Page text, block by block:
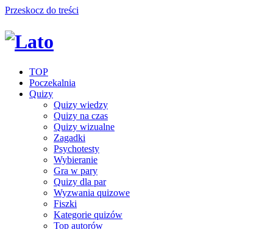
Przeskocz do treści
TOP
Poczekalnia
Quizy
Quizy wiedzy
Quizy na czas
Quizy wizualne
Zagadki
Psychotesty
Wybieranie
Gra w pary
Quizy dla par
Wyzwania quizowe
Fiszki
Kategorie quizów
Top autorów